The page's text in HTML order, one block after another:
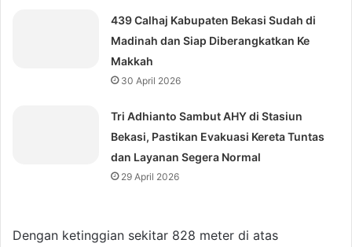
439 Calhaj Kabupaten Bekasi Sudah di
Madinah dan Siap Diberangkatkan Ke
Makkah
30 April 2026
Tri Adhianto Sambut AHY di Stasiun
Bekasi, Pastikan Evakuasi Kereta Tuntas
dan Layanan Segera Normal
29 April 2026
Dengan ketinggian sekitar 828 meter di atas